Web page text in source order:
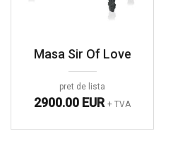
Masa Sir Of Love
pret de lista
2900.00 EUR + TVA